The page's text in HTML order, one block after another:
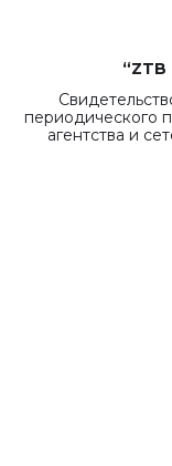
“ZTB
периодического
агентства и